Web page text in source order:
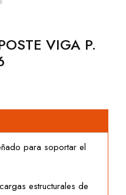
VIGA P.
para soportar el
estructurales de